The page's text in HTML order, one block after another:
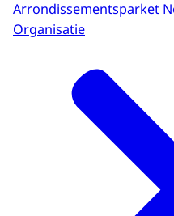
Arrondissementsparket
Organisatie